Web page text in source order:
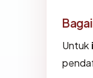
Untuk